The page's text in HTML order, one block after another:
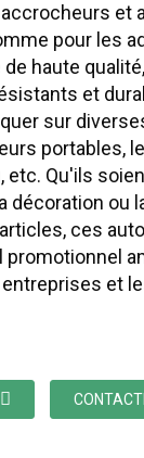
et
pour les
haute
et
sur
portables,
etc. Qu'ils
décoration ou
ces
et